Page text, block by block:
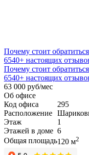
Почему стоит
6540+ настоящих
Почему стоит
6540+ настоящих
63 000 руб/мес
Об офисе
Код офиса
295
Расположение
Этаж
1
Этажей в доме 6
Общая площадь120 м2